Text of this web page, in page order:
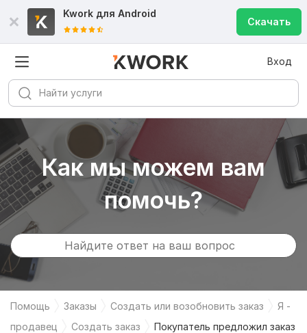
Kwork для Android
Скачать
Вход
Как мы можем вам
помочь?
Помощь Заказы Создать или возобновить заказ
Я -
продавец
Создать заказ
Покупатель предложил заказ